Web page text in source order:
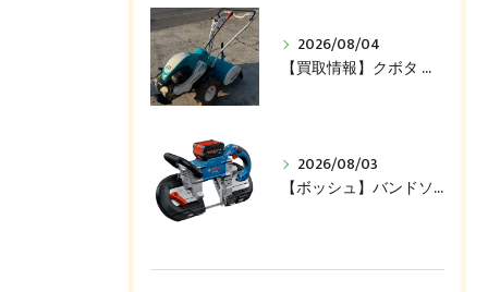
2026/08/04
【買取情報】クボタ 管理機（TR7000）
2026/08/03
【ボッシュ】バンドソー（PRO GCB 18V-127）買い取ります！